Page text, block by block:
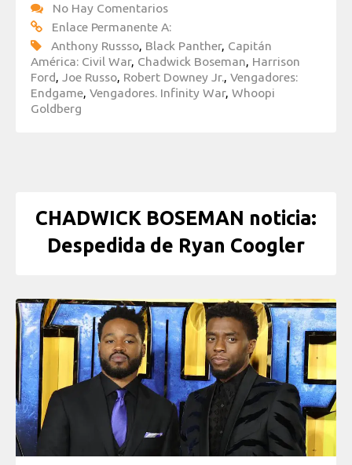
No Hay Comentarios
Enlace Permanente A:
Anthony Russso, Black Panther, Capitán
América: Civil War, Chadwick Boseman, Harrison
Ford, Joe Russo, Robert Downey Jr., Vengadores:
Endgame, Vengadores. Infinity War, Whoopi
Goldberg
CHADWICK BOSEMAN noticia:
Despedida de Ryan Coogler